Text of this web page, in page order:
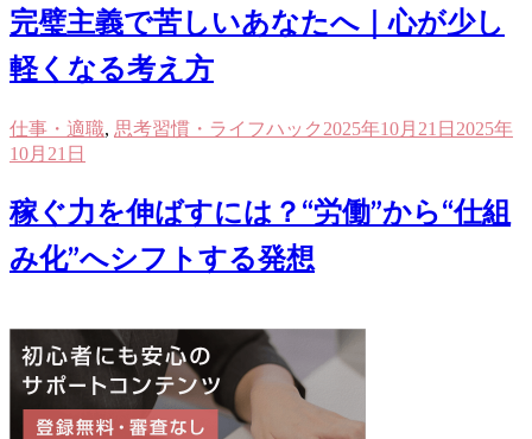
完璧主義で苦しいあなたへ｜心が少し
軽くなる考え方
仕事・適職, 思考習慣・ライフハック 2025年10月21日 2025年
10月21日
稼ぐ力を伸ばすには？“労働”から“仕組
み化”へシフトする発想